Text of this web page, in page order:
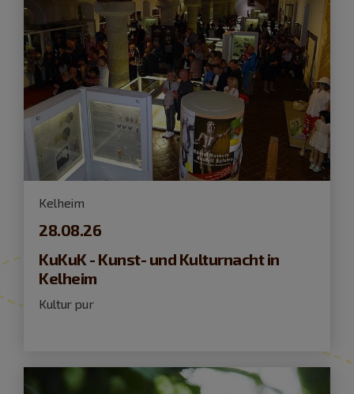
Kelheim
28.08.26
KuKuK - Kunst- und Kulturnacht in
Kelheim
Kultur pur